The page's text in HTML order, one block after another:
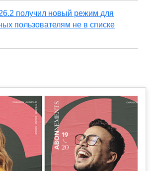
получил новый режим для
пользователям не в списке